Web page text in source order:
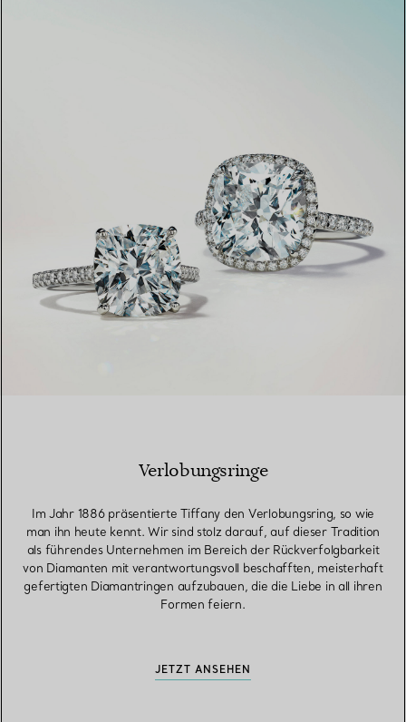
Verlobungsringe
Im Jahr 1886 präsentierte Tiffany den Verlobungsring, so wie
man ihn heute kennt. Wir sind stolz darauf, auf dieser Tradition
als führendes Unternehmen im Bereich der Rückverfolgbarkeit
von Diamanten mit verantwortungsvoll beschafften, meisterhaft
gefertigten Diamantringen aufzubauen, die die Liebe in all ihren
Formen feiern.
JETZT ANSEHEN